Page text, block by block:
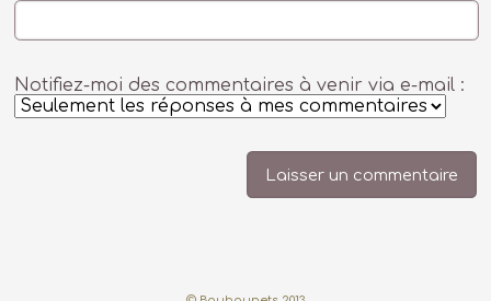
Notifiez-moi des commentaires à venir via e-mail :